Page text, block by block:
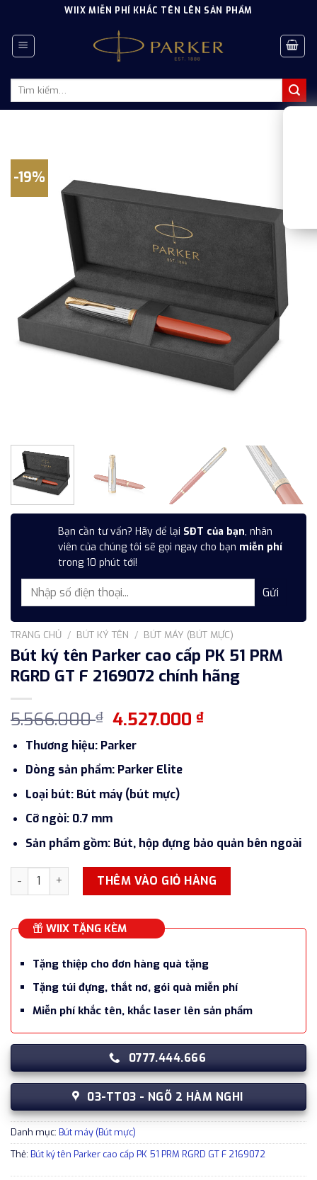
content
WIIX MIỄN PHÍ KHẮC TÊN LÊN SẢN PHẨM
Tìm
-19%
Bạn cần tư vấn? Hãy để lại SĐT của bạn, nhân
viên của chúng tôi sẽ gọi ngay cho bạn miễn phí
trong 10 phút tới!
TRANG CHỦ / BÚT KÝ TÊN / BÚT MÁY (BÚT MỰC)
Bút ký tên Parker cao cấp PK 51 PRM
RGRD GT F 2169072 chính hãng
5.566.000₫ Giá
gốc
là:
5.566.000 ₫.
4.527.000₫Giá
Thương hiệu: Parker
Dòng sản phẩm: Parker Elite
Loại bút: Bút máy (bút mực)
Cỡ ngòi: 0.7 mm
Sản phẩm gồm: Bút, hộp đựng bảo quản bên ngoài
Bút ký tên Parker cao cấp PK 51 PRM RGRD GT F 2169072
THÊM VÀO GIỎ HÀNG
WIIX TẶNG KÈM
Tặng thiệp cho đơn hàng quà tặng
Tặng túi đựng, thắt nơ, gói quà miễn phí
Miễn phí khắc tên, khắc laser lên sản phẩm
0777.444.666
03-TT03 - NGÕ 2 HÀM NGHI
Danh mục: Bút máy (Bút mực)
Thẻ: Bút ký tên Parker cao cấp PK 51 PRM RGRD GT F 2169072